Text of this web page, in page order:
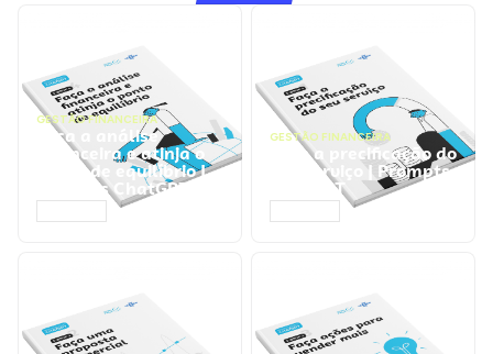
GESTÃO FINANCEIRA
Faça a análise
financeira e atinja o
ponto de equilíbrio |
Prompts ChatGPT
GESTÃO FINANCEIRA
Faça a precificação do
seu serviço | Prompts
ChatGPT